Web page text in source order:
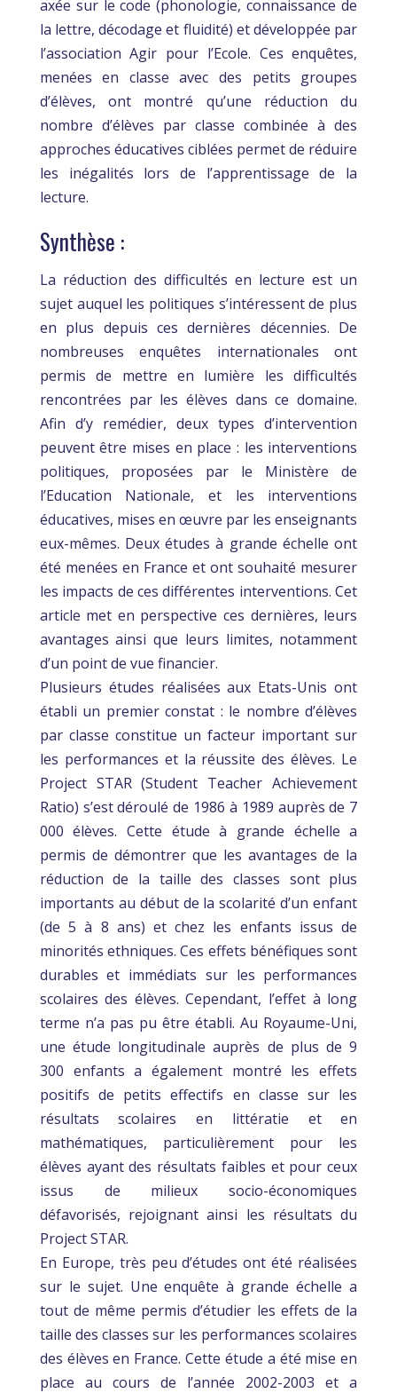
axée sur le code (phonologie, connaissance de
la lettre, décodage et fluidité) et développée par
l’association Agir pour l’Ecole. Ces enquêtes,
menées en classe avec des petits groupes
d’élèves, ont montré qu’une réduction du
nombre d’élèves par classe combinée à des
approches éducatives ciblées permet de réduire
les inégalités lors de l’apprentissage de la
lecture.
Synthèse :
La réduction des difficultés en lecture est un
sujet auquel les politiques s’intéressent de plus
en plus depuis ces dernières décennies. De
nombreuses enquêtes internationales ont
permis de mettre en lumière les difficultés
rencontrées par les élèves dans ce domaine.
Afin d’y remédier, deux types d’intervention
peuvent être mises en place : les interventions
politiques, proposées par le Ministère de
l’Education Nationale, et les interventions
éducatives, mises en œuvre par les enseignants
eux-mêmes. Deux études à grande échelle ont
été menées en France et ont souhaité mesurer
les impacts de ces différentes interventions. Cet
article met en perspective ces dernières, leurs
avantages ainsi que leurs limites, notamment
d’un point de vue financier.
Plusieurs études réalisées aux Etats-Unis ont
établi un premier constat : le nombre d’élèves
par classe constitue un facteur important sur
les performances et la réussite des élèves. Le
Project STAR (Student Teacher Achievement
Ratio) s’est déroulé de 1986 à 1989 auprès de 7
000 élèves. Cette étude à grande échelle a
permis de démontrer que les avantages de la
réduction de la taille des classes sont plus
importants au début de la scolarité d’un enfant
(de 5 à 8 ans) et chez les enfants issus de
minorités ethniques. Ces effets bénéfiques sont
durables et immédiats sur les performances
scolaires des élèves. Cependant, l’effet à long
terme n’a pas pu être établi. Au Royaume-Uni,
une étude longitudinale auprès de plus de 9
300 enfants a également montré les effets
positifs de petits effectifs en classe sur les
résultats scolaires en littératie et en
mathématiques, particulièrement pour les
élèves ayant des résultats faibles et pour ceux
issus de milieux socio-économiques
défavorisés, rejoignant ainsi les résultats du
Project STAR.
En Europe, très peu d’études ont été réalisées
sur le sujet. Une enquête à grande échelle a
tout de même permis d’étudier les effets de la
taille des classes sur les performances scolaires
des élèves en France. Cette étude a été mise en
place au cours de l’année 2002-2003 et a